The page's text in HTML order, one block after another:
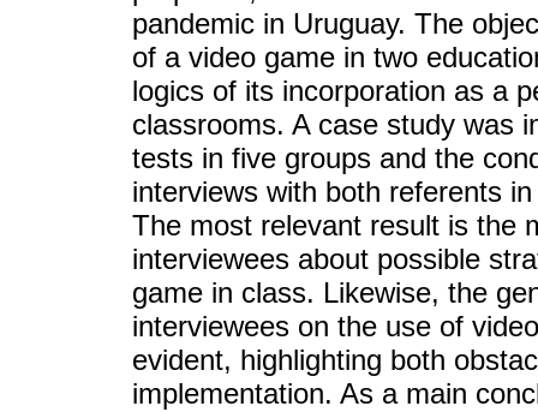
pandemic in Uruguay. The
of a video game in two
logics of its incorporation as a
classrooms. A case study was
tests in five groups and the
interviews with both referents
The most relevant result is the
interviewees about possible
game in class. Likewise, the
interviewees on the use of
evident, highlighting both
implementation. As a main